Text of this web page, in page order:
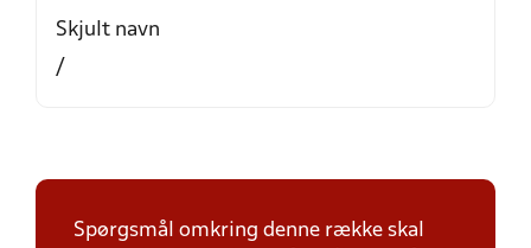
Skjult navn
/
Spørgsmål omkring denne række skal